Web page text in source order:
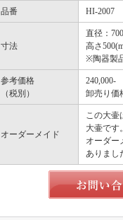
品番 HI-2007
寸法
直径：
高さ
※陶器製
参考価格
（税別）
240,000-
卸売り価
オーダーメイド
この大壷
大壷です
オーダー
ありまし